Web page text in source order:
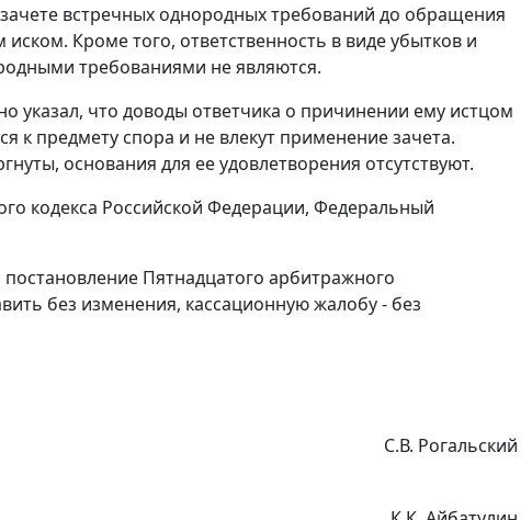
встречных однородных требований до обращения
Кроме того, ответственность в виде убытков и
требованиями не являются.
указал, что доводы ответчика о причинении ему истцом
к предмету спора и не влекут применение зачета.
основания для ее удовлетворения отсутствуют.
кодекса Российской Федерации, Федеральный
Пятнадцатого арбитражного
без изменения, кассационную жалобу - без
С.В. Рогальский